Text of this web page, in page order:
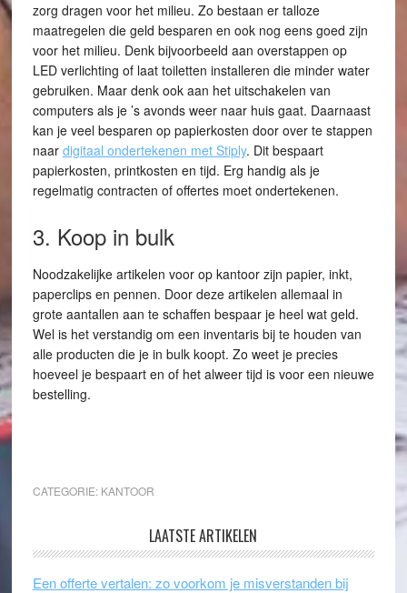
zorg dragen voor het milieu. Zo bestaan er talloze
maatregelen die geld besparen en ook nog eens goed zijn
voor het milieu. Denk bijvoorbeeld aan overstappen op
LED verlichting of laat toiletten installeren die minder water
gebruiken. Maar denk ook aan het uitschakelen van
computers als je ’s avonds weer naar huis gaat. Daarnaast
kan je veel besparen op papierkosten door over te stappen
naar digitaal ondertekenen met Stiply. Dit bespaart
papierkosten, printkosten en tijd. Erg handig als je
regelmatig contracten of offertes moet ondertekenen.
3. Koop in bulk
Noodzakelijke artikelen voor op kantoor zijn papier, inkt,
paperclips en pennen. Door deze artikelen allemaal in
grote aantallen aan te schaffen bespaar je heel wat geld.
Wel is het verstandig om een inventaris bij te houden van
alle producten die je in bulk koopt. Zo weet je precies
hoeveel je bespaart en of het alweer tijd is voor een nieuwe
bestelling.
CATEGORIE: KANTOOR
LAATSTE ARTIKELEN
Een offerte vertalen: zo voorkom je misverstanden bij